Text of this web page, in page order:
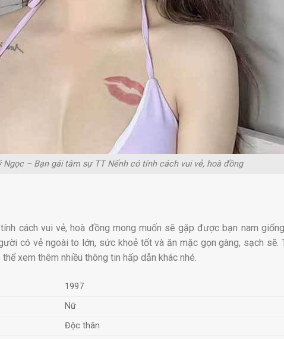
Ngọc – Bạn gái tâm sự TT Nếnh có tính cách vui vẻ, hoà đồng
cách vui vẻ, hoà đồng mong muốn sẽ gặp được bạn nam
có vẻ ngoài to lớn, sức khoẻ tốt và ăn mặc gọn gàng, sạch sẽ.
xem thêm nhiều thông tin hấp dẫn khác nhé.
1997
Nữ
Độc thân